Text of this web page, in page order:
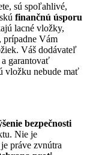
sú spoľahlivé,
finančnú úsporu
lacné vložky,
prípadne Vám
Váš dodávateľ
a garantovať
vložku nebude mať
bezpečnosti
Nie je
práve zvnútra